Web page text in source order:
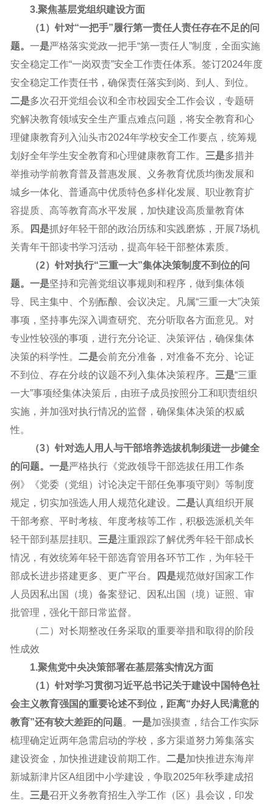
3.聚焦基层党组织建设方面
（1）针对“一把手”履行第一责任人责任存在不足的问
题。 一是严格落实党政一把手“第一责任人”制度，全面实施
安全稳定工作“一岗双责”安全工作责任体系。签订2024年度
安全稳定工作责任书，确保责任落实到岗、到人、到位。
二是多次召开党组会议和全市校园安全工作会议，专题研
究解决教育领域安全生产重点难点问题，将安全教育和心
理健康教育列入汕头市2024年学校安全工作要点，统筹规
划好全年学生安全教育和心理健康教育工作。 三是多措并
举推动学前教育普及普惠发展、义务教育优质均衡发展和
城乡一体化、普通高中优质特色多样化发展、职业教育扩
容提质、高等教育高水平发展，加快建设高质量教育体
系。
四是抓好年轻干部的政治历练和实践磨炼，开展7场机
关青年干部读书学习活动，提高年轻干部整体素质。
（2）针对执行“三重一大”集体决策制度不到位的问
题。 一是坚持和完善党组议事规则和程序，做到集体领
导、民主集中、个别酝酿、会议决定。凡属“三重一大”决策
事项，坚持事先深入调查研究、充分听取各方面意见。对
专业性较强的事项，进行充分论证、决策评估，确保集体
决策的科学性。 二是会前充分准备，对准备不充分、论证
不到位、存在分歧的议题不列入集体决策程序。 三是“三重
一大”事项经集体决策后，由班子成员按照分工和职责组织
实施，并加强对执行情况的监督，确保集体决策的权威
性。
（3）针对选人用人与干部培养选拔机制须进一步健全
的问题。 一是严格执行《党政领导干部选拔任用工作条
例》《党委（党组）讨论决定干部任免事项守则》等制度
规定，切实加强选人用人规范化建设。 二是认真组织开展
干部考察、平时考核、年度考核等工作，积极选派机关年
轻干部到基层挂职。 三是注重跟踪了解优秀年轻干部成长
情况，有效统筹年轻干部选育管用各环节工作，为年轻干
部成长进步搭建更多、更广平台。
四是规范做好国家工作
人员因私出国（境）备案登记、因私出国（境）证照、审
批管理，强化干部日常监督。
（二）对长期整改任务采取的重要举措和取得的阶段
性成效
1.聚焦党中央决策部署在基层落实情况方面
（1）针对学习贯彻习近平总书记关于建设中国特色社
会主义教育强国的重要论述不到位，距离“办好人民满意的
教育”还有较大差距的问题。 一是加强摸查，结合工作实际
梳理确定近两年急需启动的学校，多方渠道努力筹集落实
建设资金，加快推进建设前期工作。 二是加快推进东海岸
新城新津片区A组团中小学建设，争取2025年秋季建成招
生。 三是召开义务教育招生入学工作（区）县会议，印发